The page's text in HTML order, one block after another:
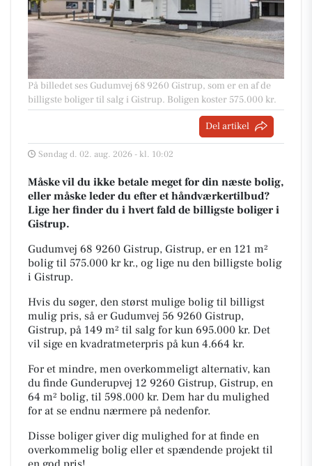
På billedet ses Gudumvej 68 9260 Gistrup, som er en af de
billigste boliger til salg i Gistrup. Boligen koster 575.000 kr.
Del artikel
Søndag d. 02. aug. 2026 - kl. 10:02
Måske vil du ikke betale meget for din næste bolig,
eller måske leder du efter et håndværkertilbud?
Lige her finder du i hvert fald de billigste boliger i
Gistrup.
Gudumvej 68 9260 Gistrup, Gistrup, er en 121 m²
bolig til 575.000 kr kr., og lige nu den billigste bolig
i Gistrup.
Hvis du søger, den størst mulige bolig til billigst
mulig pris, så er Gudumvej 56 9260 Gistrup,
Gistrup, på 149 m² til salg for kun 695.000 kr. Det
vil sige en kvadratmeterpris på kun 4.664 kr.
For et mindre, men overkommeligt alternativ, kan
du finde Gunderupvej 12 9260 Gistrup, Gistrup, en
64 m² bolig, til 598.000 kr. Dem har du mulighed
for at se endnu nærmere på nedenfor.
Disse boliger giver dig mulighed for at finde en
overkommelig bolig eller et spændende projekt til